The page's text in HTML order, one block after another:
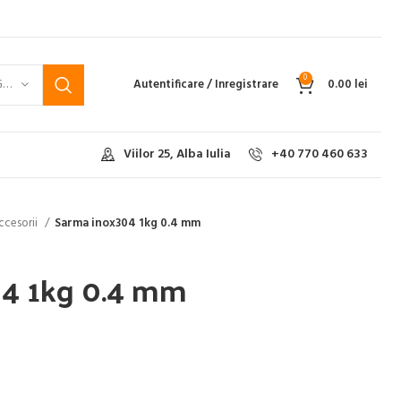
SELECTEAZĂ CATEGORIA Autentificare / Inregistrare 0 0.00 lei
Viilor 25, Alba Iulia +40 770 460 633
Sarma inox304 1kg 0.4 mm
1kg 0.4 mm